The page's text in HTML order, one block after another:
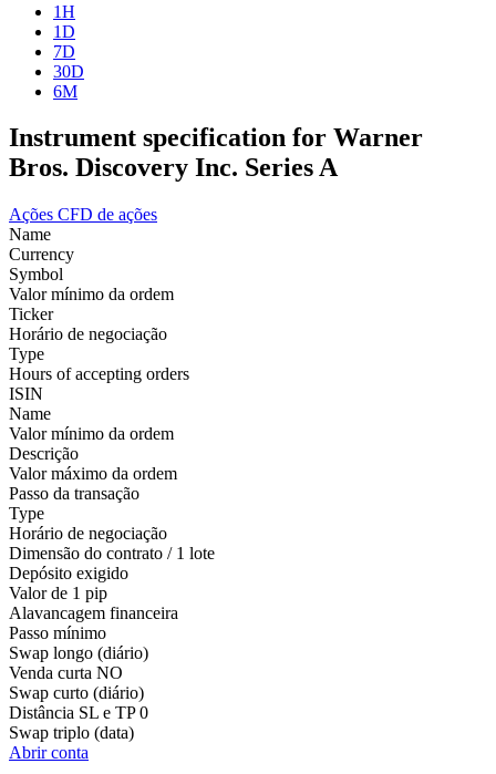
1H
1D
7D
30D
6M
Instrument specification for Warner
Bros. Discovery Inc. Series A
Ações CFD de ações
Name
Currency
Symbol
Valor mínimo da ordem
Ticker
Horário de negociação
Type
Hours of accepting orders
ISIN
Name
Valor mínimo da ordem
Descrição
Valor máximo da ordem
Passo da transação
Type
Horário de negociação
Dimensão do contrato / 1 lote
Depósito exigido
Valor de 1 pip
Alavancagem financeira
Passo mínimo
Swap longo (diário)
Venda curta NO
Swap curto (diário)
Distância SL e TP 0
Swap triplo (data)
Abrir conta